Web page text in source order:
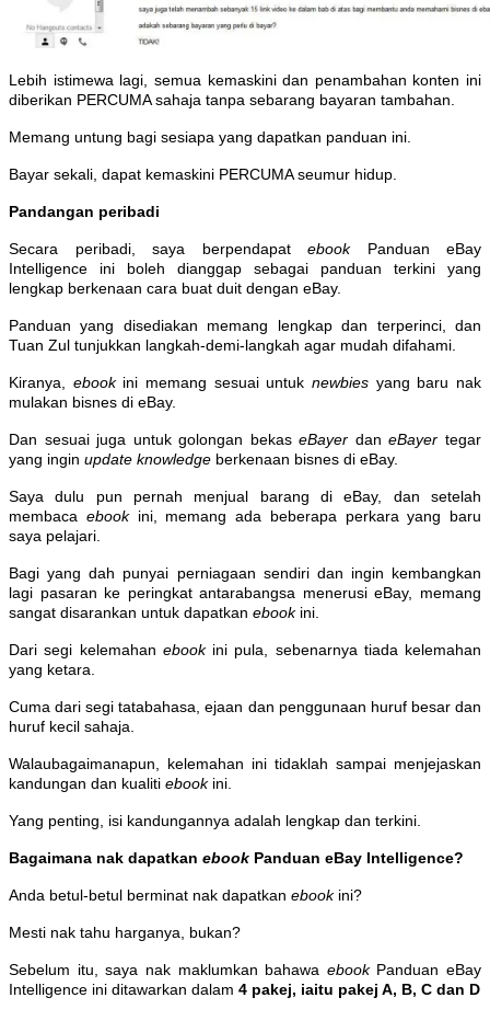
Lebih istimewa lagi, semua kemaskini dan penambahan konten ini
diberikan PERCUMA sahaja tanpa sebarang bayaran tambahan.
Memang untung bagi sesiapa yang dapatkan panduan ini.
Bayar sekali, dapat kemaskini PERCUMA seumur hidup.
Pandangan peribadi
Secara peribadi, saya berpendapat ebookPanduan eBay
Intelligence ini boleh dianggap sebagai panduan terkini yang
lengkap berkenaan cara buat duit dengan eBay.
Panduan yang disediakan memang lengkap dan terperinci, dan
Tuan Zul tunjukkan langkah-demi-langkah agar mudah difahami.
Kiranya, ebookini memang sesuai untuknewbies yang baru nak
mulakan bisnes di eBay.
Dan sesuai juga untuk golongan bekaseBayer daneBayer tegar
yang ingin update knowledge berkenaan bisnes di eBay.
Saya dulu pun pernah menjual barang di eBay, dan setelah
membaca ebookini, memang ada beberapa perkara yang baru
saya pelajari.
Bagi yang dah punyai perniagaan sendiri dan ingin kembangkan
lagi pasaran ke peringkat antarabangsa menerusi eBay, memang
sangat disarankan untuk dapatkan ebookini.
Dari segi kelemahan ebookini pula, sebenarnya tiada kelemahan
yang ketara.
Cuma dari segi tatabahasa, ejaan dan penggunaan huruf besar dan
huruf kecil sahaja.
Walaubagaimanapun, kelemahan ini tidaklah sampai menjejaskan
kandungan dan kualiti ebookini.
Yang penting, isi kandungannya adalah lengkap dan terkini.
Bagaimana nak dapatkan ebook Panduan eBay Intelligence?
Anda betul-betul berminat nak dapatkan ebookini?
Mesti nak tahu harganya, bukan?
Sebelum itu, saya nak maklumkan bahawa ebookPanduan eBay
Intelligence ini ditawarkan dalam 4 pakej, iaitu pakej A, B, C dan D